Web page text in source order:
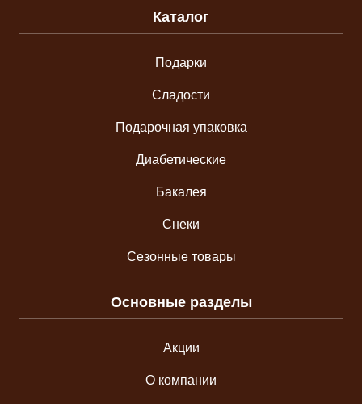
Каталог
Подарки
Сладости
Подарочная упаковка
Диабетические
Бакалея
Снеки
Сезонные товары
Основные разделы
Акции
О компании